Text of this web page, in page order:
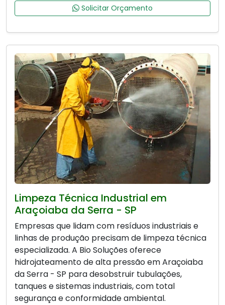
Solicitar Orçamento
Limpeza Técnica Industrial em
Araçoiaba da Serra - SP
Empresas que lidam com resíduos industriais e
linhas de produção precisam de limpeza técnica
especializada. A Bio Soluções oferece
hidrojateamento de alta pressão em Araçoiaba
da Serra - SP para desobstruir tubulações,
tanques e sistemas industriais, com total
segurança e conformidade ambiental.